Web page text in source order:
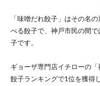
「味噌だれ餃子」はその名
べる餃子で、神戸市民の間
子です。
ギョーザ専門店イチローの
餃子ランキングで1位を獲得